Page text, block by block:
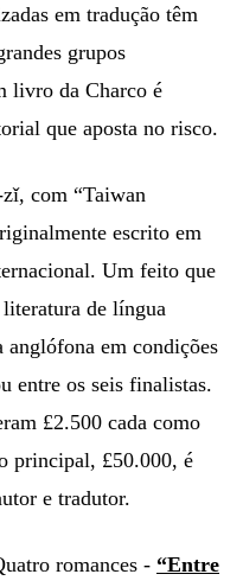
em tradução têm
grupos
livro da Charco é
que aposta no risco.
com “Taiwan
escrito em
Um feito que
de língua
em condições
entre os seis finalistas.
£2.500 cada como
principal, £50.000, é
e tradutor.
romances - “Entre